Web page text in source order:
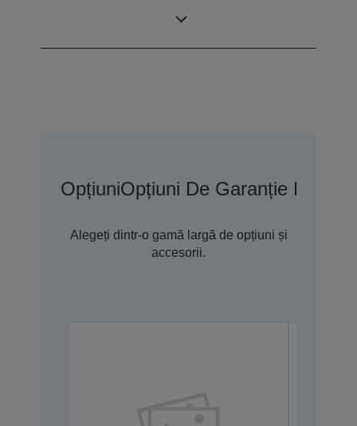
OpțiuniOpțiuni De Garanție
Alegeți dintr-o gamă largă de opțiuni și
accesorii.